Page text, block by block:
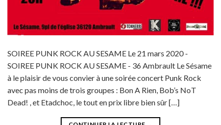
SOIREE PUNK ROCK AU SESAME Le 21 mars 2020 -
SOIREE PUNK ROCK AU SESAME - 36 Ambrault Le Sésame
à le plaisir de vous convier à une soirée concert Punk Rock
avec pas moins de trois groupes : Bon A Rien, Bob’s NoT
Dead! , et Etadchoc, le tout en prix libre bien sûr […]